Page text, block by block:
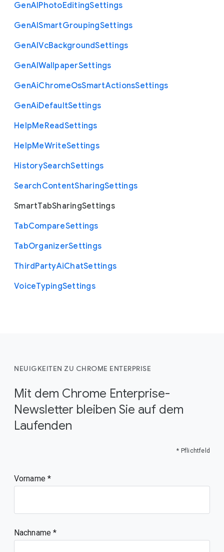
GenAIPhotoEditingSettings
GenAISmartGroupingSettings
GenAIVcBackgroundSettings
GenAIWallpaperSettings
GenAiChromeOsSmartActionsSettings
GenAiDefaultSettings
HelpMeReadSettings
HelpMeWriteSettings
HistorySearchSettings
SearchContentSharingSettings
SmartTabSharingSettings
TabCompareSettings
TabOrganizerSettings
ThirdPartyAiChatSettings
VoiceTypingSettings
NEUIGKEITEN ZU CHROME ENTERPRISE
Mit dem Chrome Enterprise-
Newsletter bleiben Sie auf dem
Laufenden
* Pflichtfeld
Vorname
Nachname